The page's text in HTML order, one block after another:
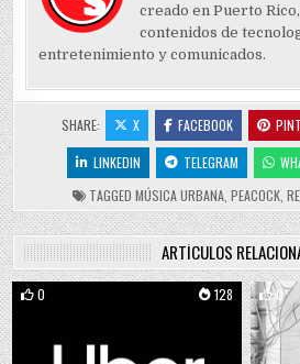
creado en Puerto
contenidos de
entretenimiento y comunicados.
SHARE: X FACEBOOK
LINKEDIN
TELEGRAM
TAGGED MÚSICA URBANA PEACOCK
ARTÍCULOS
0 128 0